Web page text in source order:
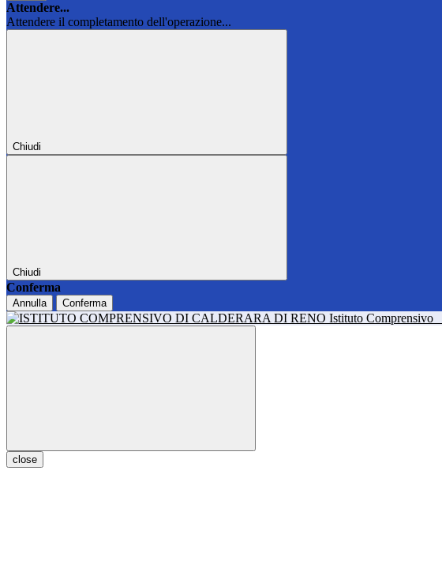
Attendere...
Attendere il completamento dell'operazione...
Chiudi
Chiudi
Conferma
Annulla Conferma
Istituto Comprensivo
close